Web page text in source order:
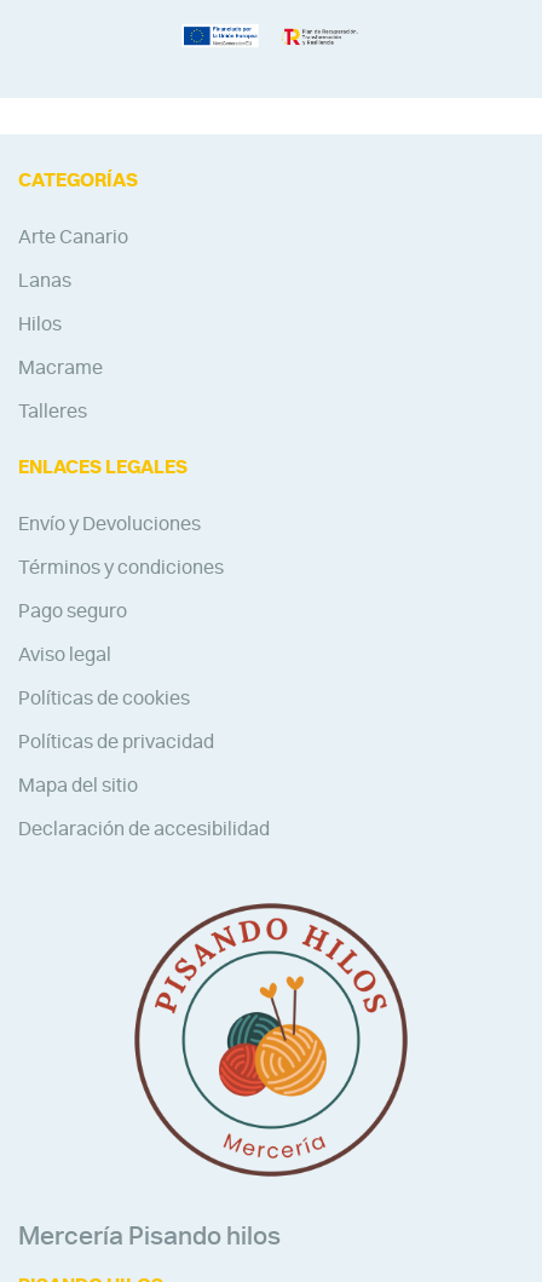
CATEGORÍAS
Arte Canario
Lanas
Hilos
Macrame
Talleres
ENLACES LEGALES
Envío y Devoluciones
Términos y condiciones
Pago seguro
Aviso legal
Políticas de cookies
Políticas de privacidad
Mapa del sitio
Declaración de accesibilidad
Mercería Pisando hilos